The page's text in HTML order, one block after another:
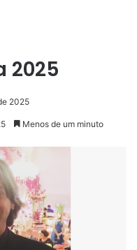
2025
2025
Menos de um minuto